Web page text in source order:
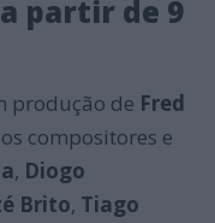
a partir de 9
produção de Fred
compositores e
, Diogo
Brito, Tiago